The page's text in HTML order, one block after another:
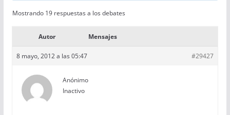
Mostrando 19 respuestas a los debates
Autor Mensajes
8 mayo, 2012 a las 05:47 #29427
Anónimo
Inactivo